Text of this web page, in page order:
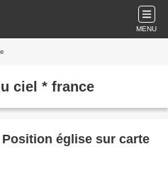
MENU
ciel * france
église sur carte